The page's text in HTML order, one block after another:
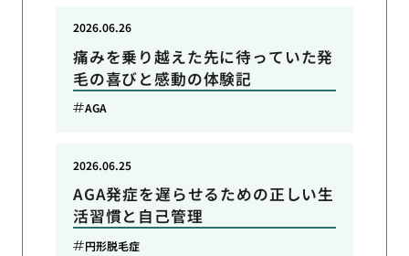
痛みを乗り越えた先に待っていた発
毛の喜びと感動の体験記
2026.06.26
AGA
AGA発症を遅らせるための正しい生
活習慣と自己管理
2026.06.25
円形脱毛症